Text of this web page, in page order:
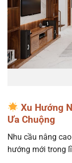
Xu Hướng
Ưa Chuộng
Nhu cầu nâng
hướng mới trong